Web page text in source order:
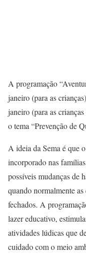
A programação
janeiro (para as
janeiro (para as
o tema “Prevenção de
A ideia da Sema é que
incorporado nas
possíveis mudanças de
quando normalmente
fechados. A
lazer educativo,
atividades lúdicas que
cuidado com o meio